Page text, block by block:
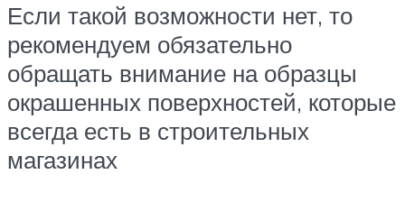
Если такой возможности нет, то
рекомендуем обязательно
обращать внимание на образцы
окрашенных поверхностей, которые
всегда есть в строительных
магазинах